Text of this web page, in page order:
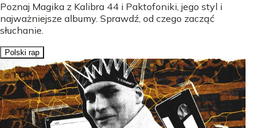
Poznaj Magika z Kalibra 44 i Paktofoniki, jego styl i
najważniejsze albumy. Sprawdź, od czego zacząć
słuchanie.
Polski rap